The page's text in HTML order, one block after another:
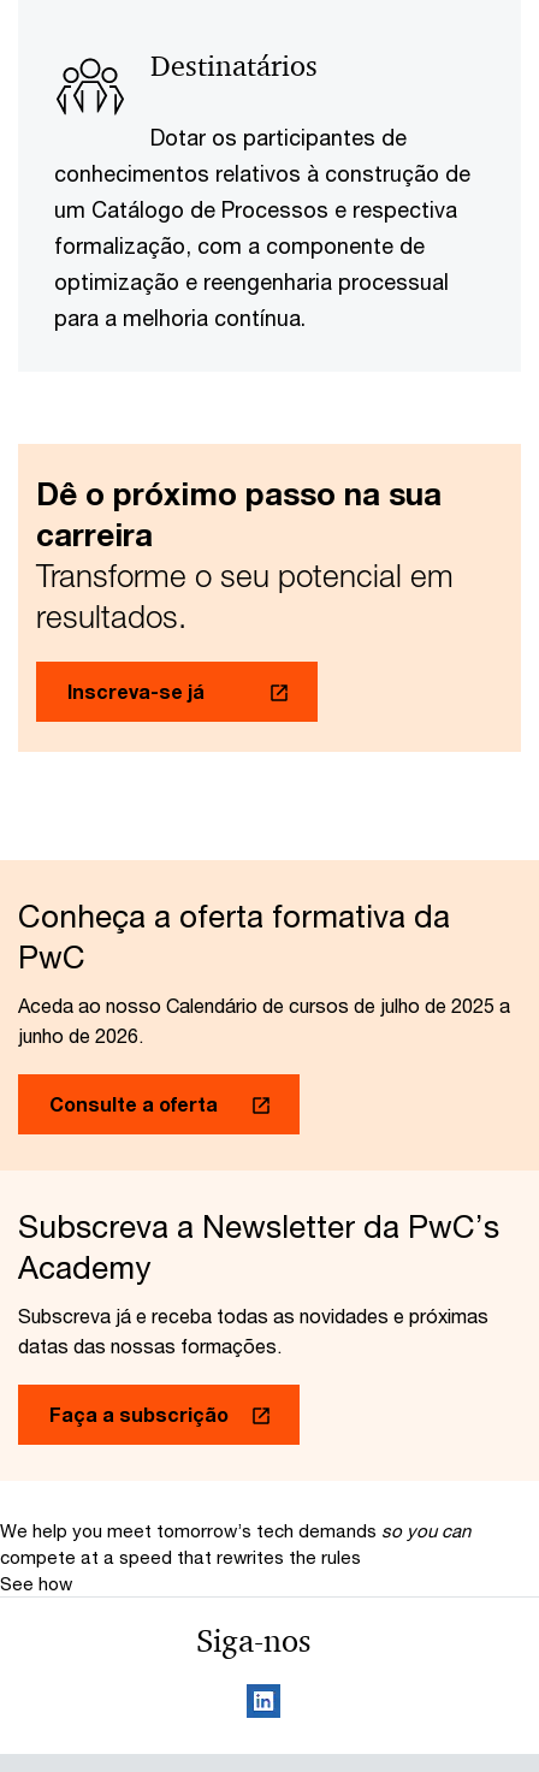
Destinatários
Dotar os participantes de
conhecimentos relativos à construção de
um Catálogo de Processos e respectiva
formalização, com a componente de
optimização e reengenharia processual
para a melhoria contínua.
Dê o próximo passo na sua
carreira
Transforme o seu potencial em
resultados.
Inscreva-se já
Conheça a oferta formativa da
PwC
Aceda ao nosso Calendário de cursos de julho de 2025 a
junho de 2026.
Consulte a oferta
Subscreva a Newsletter da PwC’s
Academy
Subscreva já e receba todas as novidades e próximas
datas das nossas formações.
Faça a subscrição
We help you meet tomorrow’s tech demands so you can
compete at a speed that rewrites the rules
See how
Siga-nos